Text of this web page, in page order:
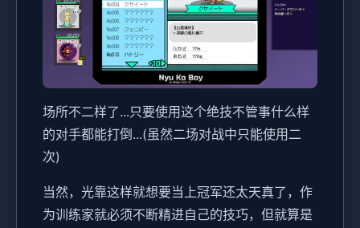
场所不二样了...只要使用这个绝技不管事什么样
的对手都能打倒...(虽然二场对战中只能使用二
次)
当然，光靠这样就想要当上冠军还太天真了，作
为训练家就必须不断精进自己的技巧，但就算是